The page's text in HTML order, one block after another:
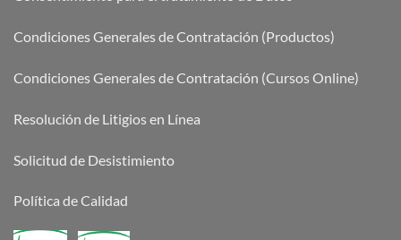
Condiciones Generales de Contratación (Productos)
Condiciones Generales de Contratación (Cursos Online)
Resolución de Litigios en Línea
Solicitud de Desistimiento
Política de Calidad